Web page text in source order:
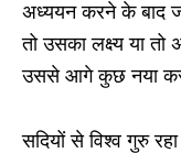
अध्ययन करने के बाद
तो उसका लक्ष्य या
उससे आगे कुछ नया करने
सदियों से विश्व गुरु